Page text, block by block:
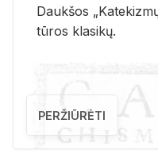
Dauk­šos
tū­ros kla­si­kų.
PERŽIŪRĖTI